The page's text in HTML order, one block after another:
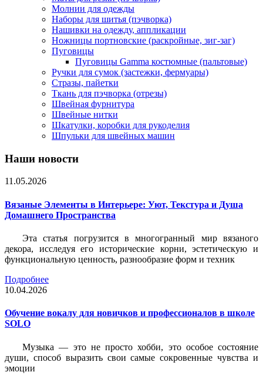
Молнии для одежды
Наборы для шитья (пэчворка)
Нашивки на одежду, аппликации
Ножницы портновские (раскройные, зиг-заг)
Пуговицы
Пуговицы Gamma костюмные (пальтовые)
Ручки для сумок (застежки, фермуары)
Стразы, пайетки
Ткань для пэчворка (отрезы)
Швейная фурнитура
Швейные нитки
Шкатулки, коробки для рукоделия
Шпульки для швейных машин
Наши новости
11.05.2026
Вязаные Элементы в Интерьере: Уют, Текстура и Душа
Домашнего Пространства
Эта статья погрузится в многогранный мир вязаного
декора, исследуя его исторические корни, эстетическую и
функциональную ценность, разнообразие форм и техник
Подробнее
10.04.2026
Обучение вокалу для новичков и профессионалов в школе
SOLO
Музыка — это не просто хобби, это особое состояние
души, способ выразить свои самые сокровенные чувства и
эмоции